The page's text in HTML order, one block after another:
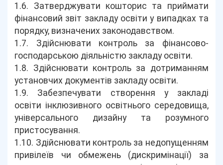
1.6. Затверджувати кошторис та приймати
фінансовий звіт закладу освіти у випадках та
порядку, визначених законодавством.
1.7. Здійснювати контроль за фінансово-
господарською діяльністю закладу освіти.
1.8. Здійснювати контроль за дотриманням
установчих документів закладу освіти.
1.9. Забезпечувати створення у закладі
освіти інклюзивного освітнього середовища,
універсального дизайну та розумного
пристосування.
1.10. Здійснювати контроль за недопущенням
привілеїв чи обмежень (дискримінації) за